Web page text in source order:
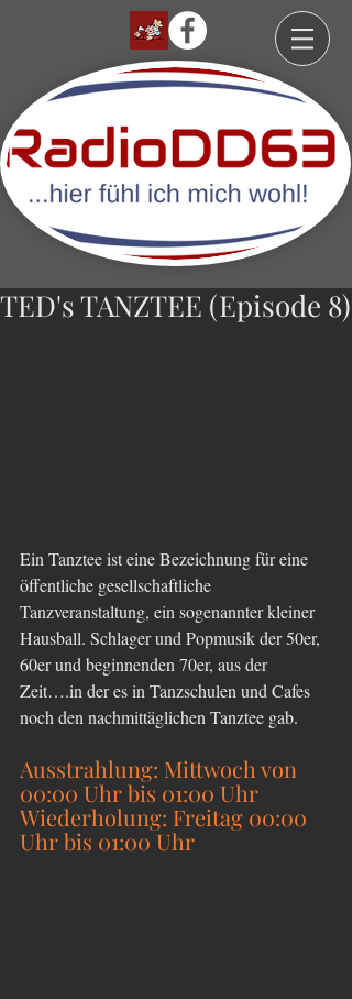
TED's TANZTEE (Episode 8)
Ein Tanztee ist eine Bezeichnung für eine
öffentliche gesellschaftliche
Tanzveranstaltung, ein sogenannter kleiner
Hausball. Schlager und Popmusik der 50er,
60er und beginnenden 70er, aus der
Zeit….in der es in Tanzschulen und Cafes
noch den nachmittäglichen Tanztee gab.
Ausstrahlung: Mittwoch von
00:00 Uhr bis 01:00 Uhr
Wiederholung: Freitag 00:00
Uhr bis 01:00 Uhr